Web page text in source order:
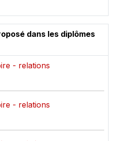
dans les diplômes
- relations
- relations